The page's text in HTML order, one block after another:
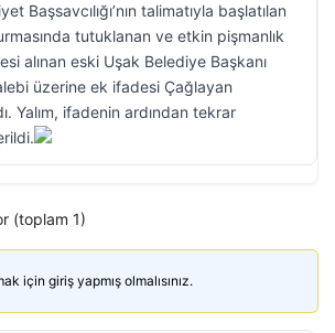
Başsavcılığı’nın talimatıyla başlatılan
tutuklanan ve etkin pişmanlık
alınan eski Uşak Belediye Başkanı
üzerine ek ifadesi Çağlayan
Yalım, ifadenin ardından tekrar
(toplam 1)
için giriş yapmış olmalısınız.